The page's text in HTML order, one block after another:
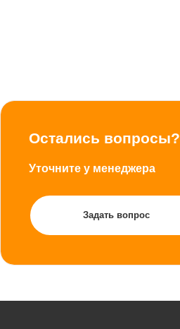
Остались вопросы?
Уточните у менеджера
Задать вопрос